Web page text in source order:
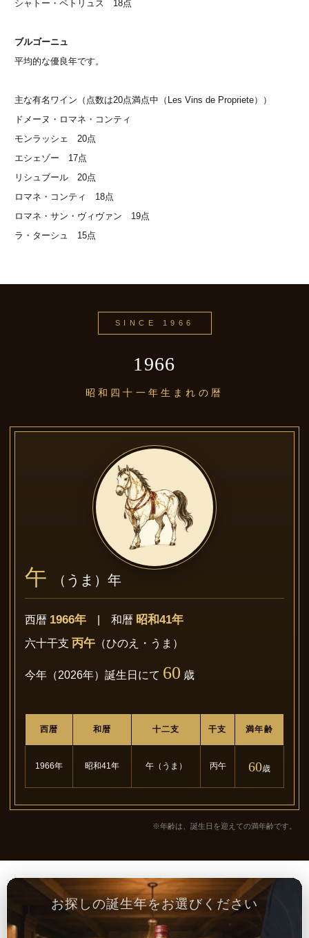
シャトー・ペトリュス 18点
ブルゴーニュ
平均的な優良年です。
主な有名ワイン（点数は20点満点中（Les Vins de Propriete））
ドメーヌ・ロマネ・コンティ
モンラッシェ 20点
エシェゾー 17点
リシュブール 20点
ロマネ・コンティ 18点
ロマネ・サン・ヴィヴァン 19点
ラ・ターシュ 15点
SINCE 1966
1966
昭和四十一年生まれの暦
午 （うま）年
西暦 1966年 | 和暦 昭和41年
六十干支 丙午 （ひのえ・うま）
今年（2026年）誕生日にて 60 歳
西暦 和暦 十二支 干支 満年齢
1966年 昭和41年 午（うま） 丙午 60歳
※年齢は、誕生日を迎えての満年齢です。
お探しの誕生年をお選びください